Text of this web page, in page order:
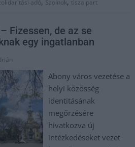
adó Szolnok tisza part
Fizessen, de az se
egy ingatlanban
Abony város vezetése a
helyi közösség
identitásának
megőrzésére
hivatkozva új
intézkedéseket vezet